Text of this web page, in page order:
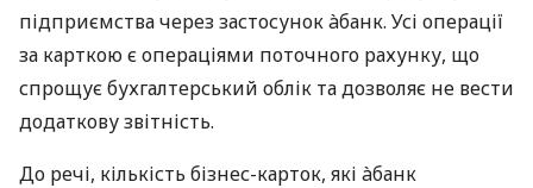
підприємства через застосунок àбанк. Усі операції
за карткою є операціями поточного рахунку, що
спрощує бухгалтерський облік та дозволяє не вести
додаткову звітність.
До речі, кількість бізнес-карток, які àбанк